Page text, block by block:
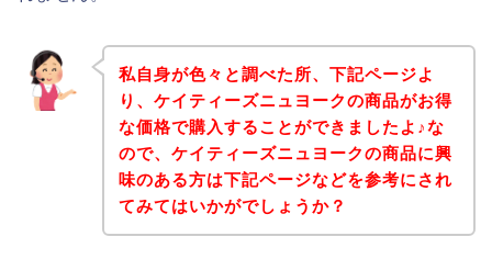
私自身が色々と調べた所、下記ページよ
り、ケイティーズニュヨークの商品がお得
な価格で購入することができましたよ♪な
ので、ケイティーズニュヨークの商品に興
味のある方は下記ページなどを参考にされ
てみてはいかがでしょうか？